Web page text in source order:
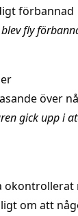
förbannad
fly
över
gick upp i
okontrollerat
om att